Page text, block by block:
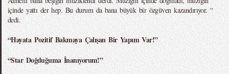
içinde yattı der hep. Bu durum da bana büyük bir özgüven kazandırıyor. “
dedi.
“Hayata Pozitif Bakmaya Çalışan Bir Yapım Var!”
“Star Doğduğuma İnanıyorum!”